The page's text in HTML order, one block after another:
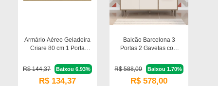
Armário Aéreo Geladeira
Criare 80 cm 1 Porta
R$ 144,37
Baixou 6.93%
R$ 134,37
Balcão Barcelona 3
Portas 2 Gavetas com
Móveis
R$ 588,00 Baixou 1.70%
R$ 578,00